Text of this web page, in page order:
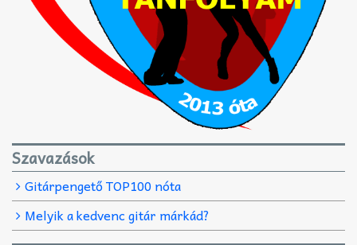
Szavazások
Gitárpengető TOP100 nóta
Melyik a kedvenc gitár márkád?